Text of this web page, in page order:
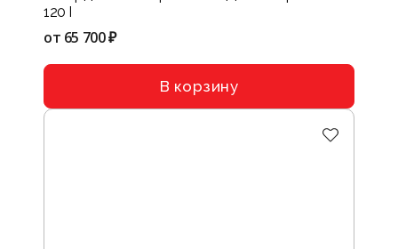
120 I
от 65 700 ₽
В корзину